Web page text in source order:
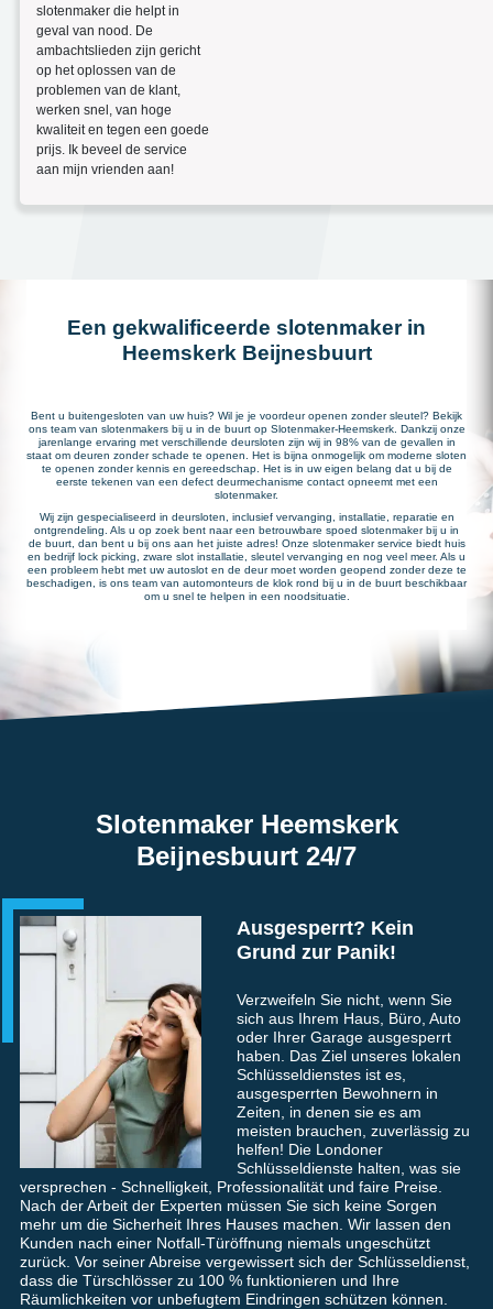
slotenmaker die helpt in
geval van nood. De
ambachtslieden zijn gericht
op het oplossen van de
problemen van de klant,
werken snel, van hoge
kwaliteit en tegen een goede
prijs. Ik beveel de service
aan mijn vrienden aan!
Een gekwalificeerde slotenmaker in
Heemskerk Beijnesbuurt
Bent u buitengesloten van uw huis? Wil je je voordeur openen zonder sleutel? Bekijk
ons team van slotenmakers bij u in de buurt op Slotenmaker-Heemskerk. Dankzij onze
jarenlange ervaring met verschillende deursloten zijn wij in 98% van de gevallen in
staat om deuren zonder schade te openen. Het is bijna onmogelijk om moderne sloten
te openen zonder kennis en gereedschap. Het is in uw eigen belang dat u bij de
eerste tekenen van een defect deurmechanisme contact opneemt met een
slotenmaker.
Wij zijn gespecialiseerd in deursloten, inclusief vervanging, installatie, reparatie en
ontgrendeling. Als u op zoek bent naar een betrouwbare spoed slotenmaker bij u in
de buurt, dan bent u bij ons aan het juiste adres! Onze slotenmaker service biedt huis
en bedrijf lock picking, zware slot installatie, sleutel vervanging en nog veel meer. Als u
een probleem hebt met uw autoslot en de deur moet worden geopend zonder deze te
beschadigen, is ons team van automonteurs de klok rond bij u in de buurt beschikbaar
om u snel te helpen in een noodsituatie.
Slotenmaker Heemskerk
Beijnesbuurt 24/7
Ausgesperrt? Kein
Grund zur Panik!
Verzweifeln Sie nicht, wenn Sie
sich aus Ihrem Haus, Büro, Auto
oder Ihrer Garage ausgesperrt
haben. Das Ziel unseres lokalen
Schlüsseldienstes ist es,
ausgesperrten Bewohnern in
Zeiten, in denen sie es am
meisten brauchen, zuverlässig zu
helfen! Die Londoner
Schlüsseldienste halten, was sie
versprechen - Schnelligkeit, Professionalität und faire Preise.
Nach der Arbeit der Experten müssen Sie sich keine Sorgen
mehr um die Sicherheit Ihres Hauses machen. Wir lassen den
Kunden nach einer Notfall-Türöffnung niemals ungeschützt
zurück. Vor seiner Abreise vergewissert sich der Schlüsseldienst,
dass die Türschlösser zu 100 % funktionieren und Ihre
Räumlichkeiten vor unbefugtem Eindringen schützen können.